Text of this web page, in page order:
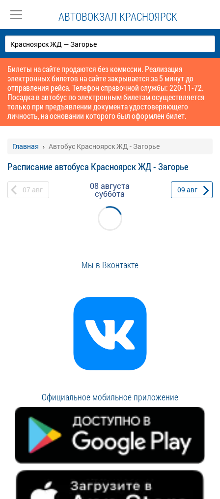
АВТОВОКЗАЛ КРАСНОЯРСК
Билеты на сайте продаются без комиссии. Реализация
электронных билетов на сайте закрывается за 5 минут до
отправления рейса. Телефон справочной службы: 220-11-72.
Посадка в автобус по электронным билетам осуществляется
только при предъявлении документа удостоверяющего
личность, на основании которого был оформлен билет.
Главная Автобус Красноярск ЖД - Загорье
Расписание автобуса Красноярск ЖД - Загорье
07 авг 08 августа
суббота 09 авг
Мы в Вконтакте
Официальное мобильное приложение